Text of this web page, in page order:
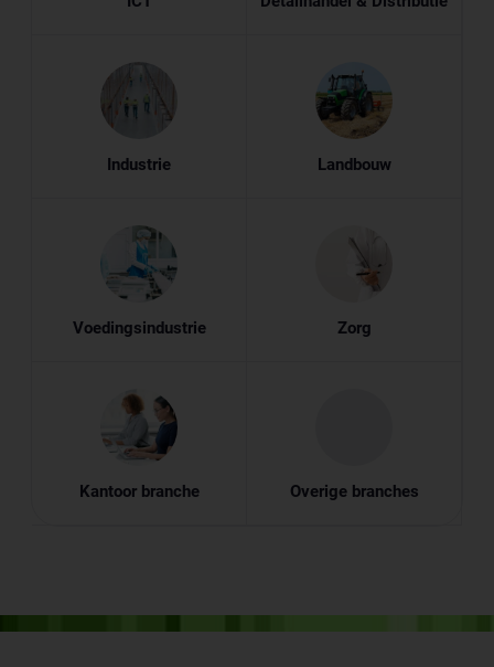
Industrie Landbouw
Voedingsindustrie Zorg
Kantoor branche Overige branches